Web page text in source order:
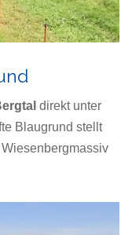
direkt unter
Blaugrund stellt